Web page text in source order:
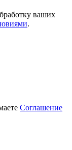
ваших
.
Соглашение